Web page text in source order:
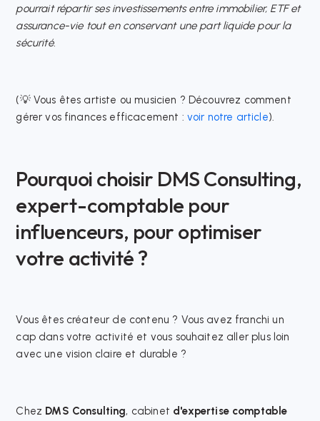
pourrait répartir ses investissements entre immobilier, ETF et
assurance-vie tout en conservant une part liquide pour la
sécurité.
(💡 Vous êtes artiste ou musicien ? Découvrez comment
gérer vos finances efficacement : voir notre article).
Pourquoi choisir DMS Consulting,
expert-comptable pour
influenceurs, pour optimiser
votre activité ?
Vous êtes créateur de contenu ? Vous avez franchi un
cap dans votre activité et vous souhaitez aller plus loin
avec une vision claire et durable ?
Chez DMS Consulting, cabinet d'expertise comptable